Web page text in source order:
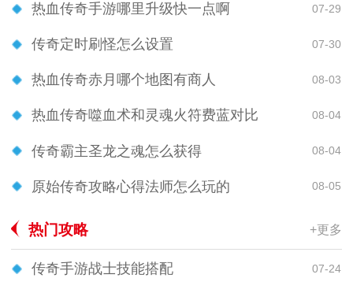
热血传奇手游哪里升级快一点啊 07-29
传奇定时刷怪怎么设置 07-30
热血传奇赤月哪个地图有商人 08-03
热血传奇噬血术和灵魂火符费蓝对比 08-04
传奇霸主圣龙之魂怎么获得 08-04
原始传奇攻略心得法师怎么玩的 08-05
热门攻略 +更多
传奇手游战士技能搭配 07-24